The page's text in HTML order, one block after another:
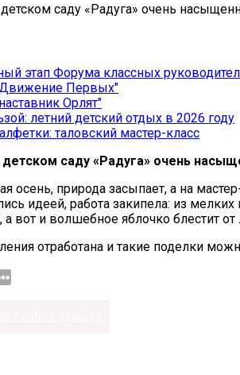
саду «Радуга» очень
этап Форума классных
Первых"
Орлят"
летний детский отдых в 2026 году
таловский мастер-класс
саду «Радуга» очень
осень, природа засыпает, а на
идеей, работа закипела: из
вот и волшебное яблочко блестит от
отработана и такие поделки